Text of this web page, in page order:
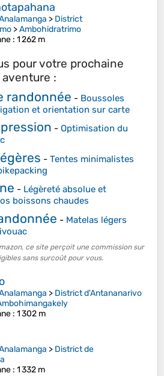
> District
>Ambohidratrimo
: 1 262 m
pour votre prochaine
aventure :
randonnée - Boussoles
et orientation sur carte
- Optimisation du
- Tentes minimalistes
- Légèreté absolue et
boissons chaudes
- Matelas légers
ce site perçoit une commission sur
sans surcoût pour vous.
> District d'Antananarivo
: 1 302 m
> District de
: 1 332 m